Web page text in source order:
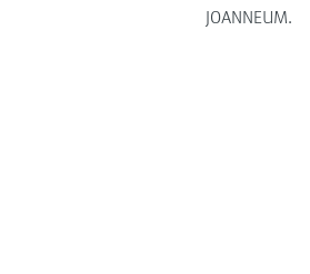
JOANNEUM.